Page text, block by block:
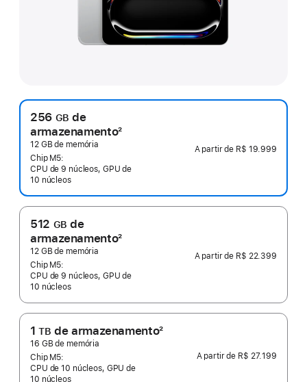
256 GB de
armazenamento
Nota
de
rodapé
2
12 GB de memória
Chip M5:
CPU de 9 núcleos, GPU de
10 núcleos
A partir de R$ 19.999
512 GB de
armazenamento
Nota
de
rodapé
2
12 GB de memória
Chip M5:
CPU de 9 núcleos, GPU de
10 núcleos
A partir de R$ 22.399
1TB de armazenamento
Nota
de
rodapé
2
16 GB de memória
Chip M5:
CPU de 10 núcleos, GPU de
10 núcleos
A partir de R$ 27.199